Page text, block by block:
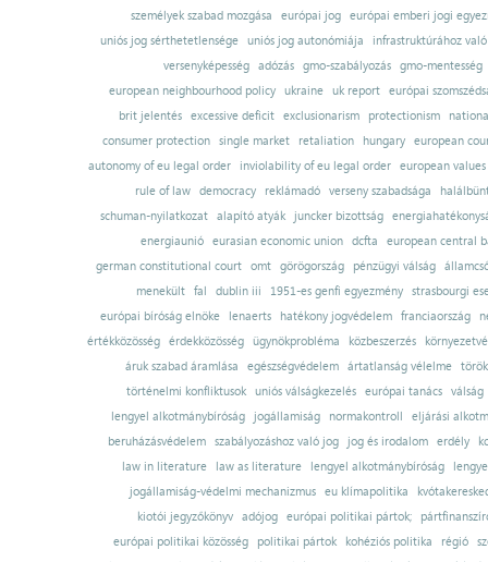
személyek szabad mozgása
európai jog európai emberi jogi
uniós jog sérthetetlensége uniós jog autonómiája
infrastruktúrához
versenyképesség adózás gmo-szabályozás gmo-mentesség
european neighbourhood policy
ukraine uk report
európai
brit jelentés excessive deficit exclusionarism protectionism
consumer protection
single market retaliation hungary
european
autonomy of eu legal order
inviolability of eu legal order
european values
rule of law
democracy reklámadó verseny szabadsága
schuman-nyilatkozat alapító atyák juncker bizottság
energiaunió eurasian economic union dcfta
european central
german constitutional court
omt görögország pénzügyi válság
menekült
fal dublin iii 1951-es genfi egyezmény
strasbourgi
európai bíróság elnöke
lenaerts hatékony jogvédelem franciaország
értékközösség
érdekközösség ügynökprobléma közbeszerzés
áruk szabad áramlása
egészségvédelem ártatlanság vélelme
történelmi konfliktusok uniós válságkezelés európai tanács válság
lengyel alkotmánybíróság
jogállamiság normakontroll
eljárási
beruházásvédelem
szabályozáshoz való jog jog és irodalom erdély
law in literature
law as literature lengyel alkotmánybíróság
jogállamiság-védelmi mechanizmus
eu klímapolitika
kiotói jegyzőkönyv adójog európai politikai pártok;
európai politikai közösség
politikai pártok kohéziós politika régió